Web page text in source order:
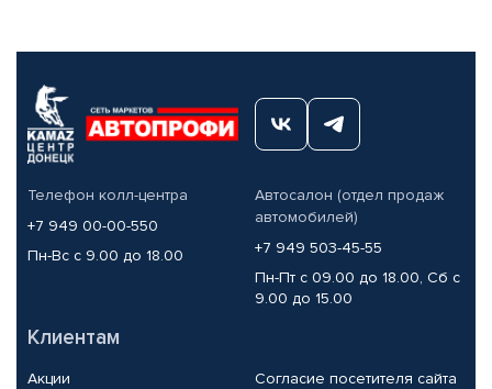
Телефон колл-центра
+7 949 00-00-550
Пн-Вс с 9.00 до 18.00
Автосалон (отдел продаж
автомобилей)
+7 949 503-45-55
Пн-Пт с 09.00 до 18.00, Сб с
9.00 до 15.00
Клиентам
Акции
Согласие посетителя сайта